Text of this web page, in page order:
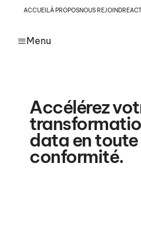
ACCUEILÀ PROPOSNOUS REJOINDRE
Menu
Accélérez
dataentoute
conformité.